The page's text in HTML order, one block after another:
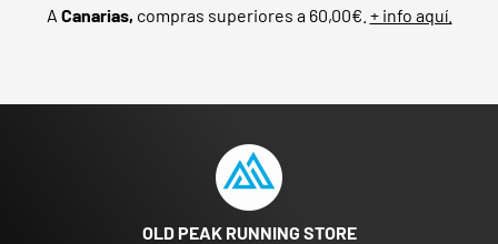
A Canarias, compras superiores a 60,00€. + info aquí.
OLD PEAK RUNNING STORE